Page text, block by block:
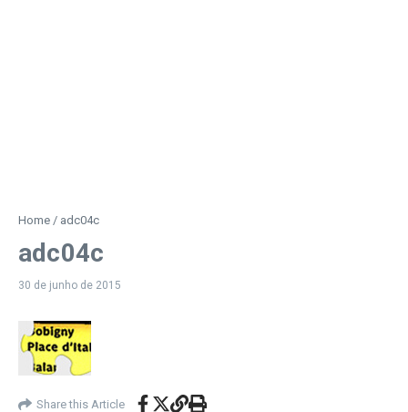
Home / adc04c
adc04c
30 de junho de 2015
Share this Article